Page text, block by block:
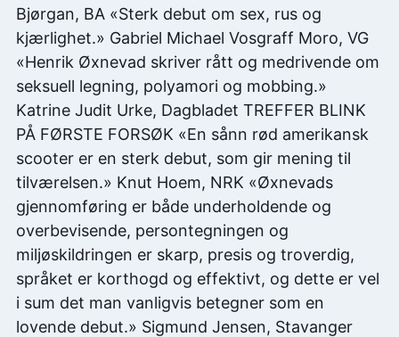
Bjørgan, BA «Sterk debut om sex, rus og
kjærlighet.» Gabriel Michael Vosgraff Moro, VG
«Henrik Øxnevad skriver rått og medrivende om
seksuell legning, polyamori og mobbing.»
Katrine Judit Urke, Dagbladet TREFFER BLINK
PÅ FØRSTE FORSØK «En sånn rød amerikansk
scooter er en sterk debut, som gir mening til
tilværelsen.» Knut Hoem, NRK «Øxnevads
gjennomføring er både underholdende og
overbevisende, persontegningen og
miljøskildringen er skarp, presis og troverdig,
språket er korthogd og effektivt, og dette er vel
i sum det man vanligvis betegner som en
lovende debut.» Sigmund Jensen, Stavanger